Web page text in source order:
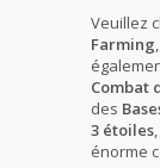
Veuillez
Farming
Combat
des
3 étoiles
énorme